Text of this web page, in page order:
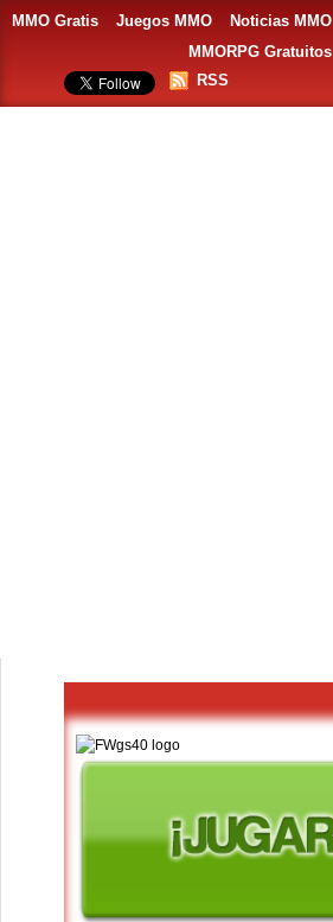
MMO Gratis Juegos MMO Noticias MMO
MMORPG Gratuitos
RSS